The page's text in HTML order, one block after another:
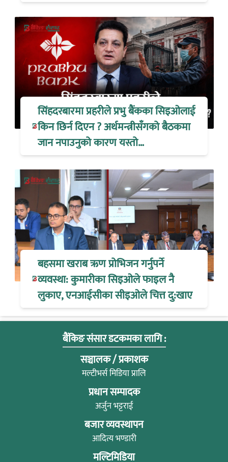
सिंहदरबारमा प्रहरीले प्रभु बैंकका सिइओलाई
किन छिर्न दिएन ? अर्थमन्त्रीसँगको बैठकमा
जान नपाउनुको कारण यस्तो…
बहसमा खराब ऋण प्रोभिजन गर्नुपर्ने
व्यवस्था: कुमारीका सिइओले फाइल नै
लुकाए, एनआईसीका सीइओले चित्त दु:खाए
बैंकिङ संसार डटकमका लागि :
सञ्चालक / प्रकाशक
मल्टीभर्स मिडिया प्रालि
प्रधान सम्पादक
अर्जुन भट्टराई
बजार व्यवस्थापन
आदित्य भण्डारी
मल्टिमिडिया